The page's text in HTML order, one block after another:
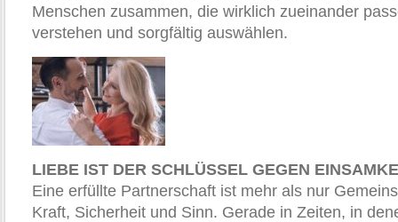
Menschen zusammen, die wirklich zueinander
verstehen und sorgfältig auswählen.
LIEBE IST DER SCHLÜSSEL GEGEN
Eine erfüllte Partnerschaft ist mehr als nur
Kraft, Sicherheit und Sinn. Gerade in Zeiten, in